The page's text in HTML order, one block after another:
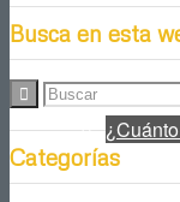
Busca en esta
Categorías